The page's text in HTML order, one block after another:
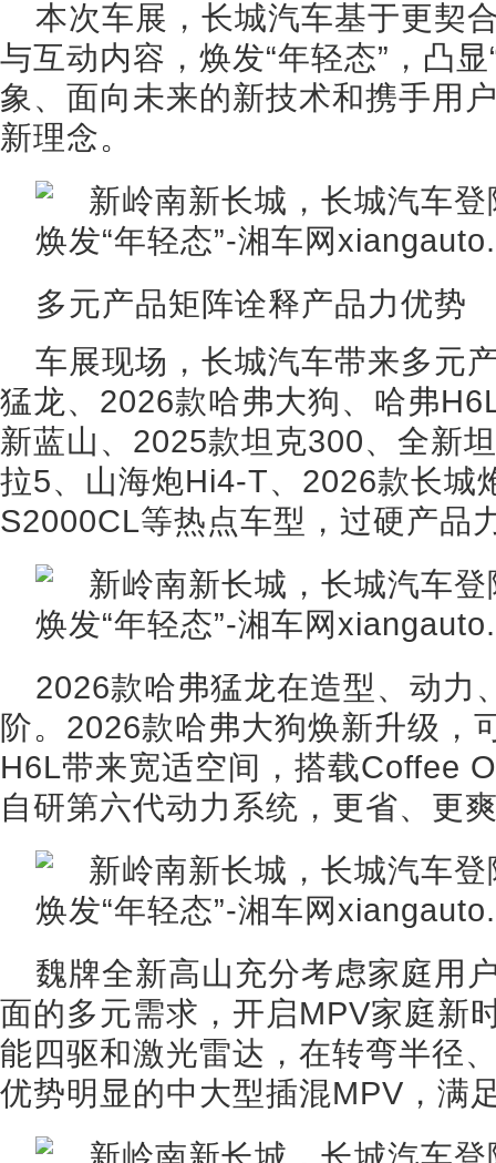
本次车展，长城汽车基于更契
与互动内容，焕发“年轻态”，凸
象、面向未来的新技术和携手用
新理念。
多元产品矩阵诠释产品力优势
车展现场，长城汽车带来多元
猛龙、2026款哈弗大狗、哈弗
新蓝山、2025款坦克300、全新
拉5、山海炮Hi4-T、2026款长城
S2000CL等热点车型，过硬产品
2026款哈弗猛龙在造型、动力
阶。2026款哈弗大狗焕新升级，
H6L带来宽适空间，搭载Coffee
自研第六代动力系统，更省、更
魏牌全新高山充分考虑家庭用
面的多元需求，开启MPV家庭新
能四驱和激光雷达，在转弯半径
优势明显的中大型插混MPV，满